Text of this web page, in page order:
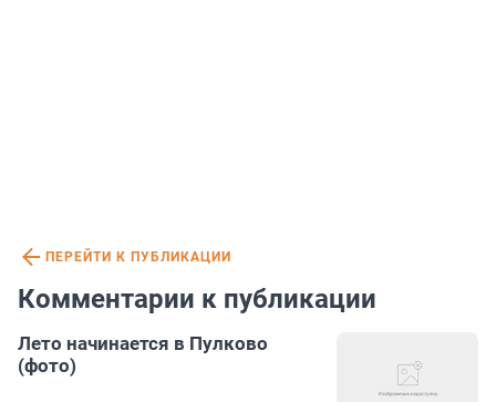
ПЕРЕЙТИ К ПУБЛИКАЦИИ
Комментарии к публикации
Лето начинается в Пулково
(фото)